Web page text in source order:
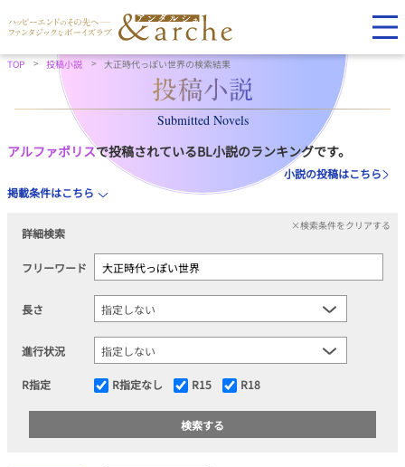
TOP 投稿小説 大正時代っぽい世界の検索結果
Submitted Novels
アルファポリスで投稿されているBL小説のランキングです。
小説の投稿はこちら
掲載条件はこちら
詳細検索
×検索条件をクリアする
フリーワード
長さ
進行状況
R指定 R指定なし R15 R18